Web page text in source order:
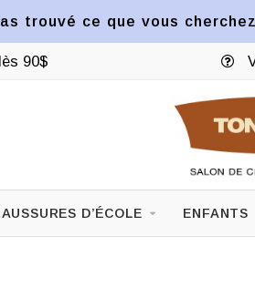
trouvé ce que vous
90$
D’ÉCOLE ENFANTS